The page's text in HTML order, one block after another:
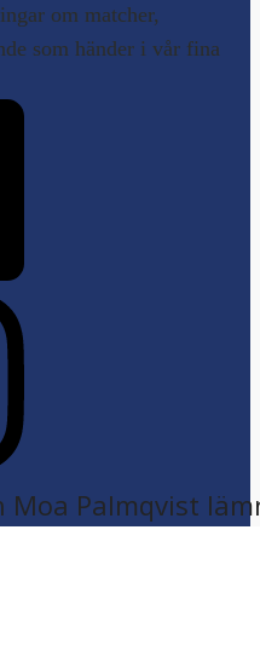
om matcher,
som händer i vår fina
Moa Palmqvist